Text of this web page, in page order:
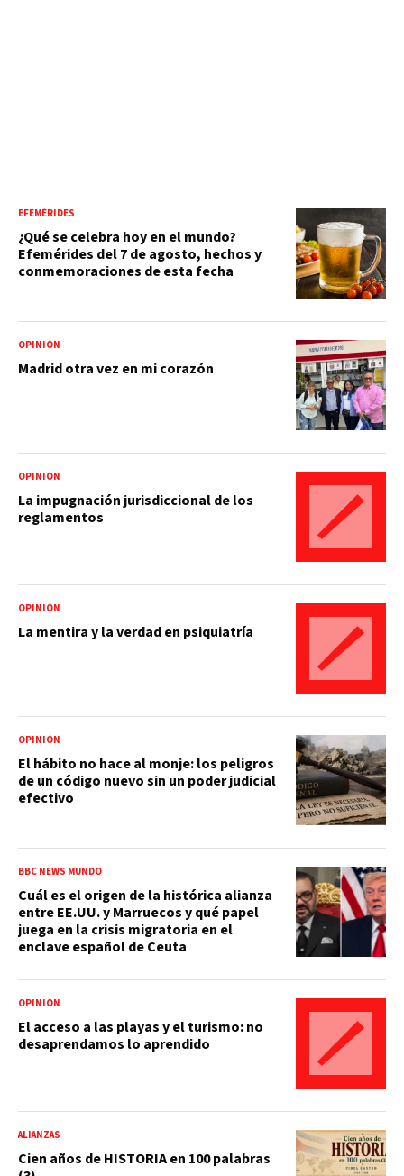
EFEMÉRIDES
¿Qué se celebra hoy en el mundo?
Efemérides del 7 de agosto, hechos y
conmemoraciones de esta fecha
OPINIÓN
Madrid otra vez en mi corazón
OPINIÓN
La impugnación jurisdiccional de los
reglamentos
OPINIÓN
La mentira y la verdad en psiquiatría
OPINIÓN
El hábito no hace al monje: los peligros
de un código nuevo sin un poder judicial
efectivo
BBC NEWS MUNDO
Cuál es el origen de la histórica alianza
entre EE.UU. y Marruecos y qué papel
juega en la crisis migratoria en el
enclave español de Ceuta
OPINIÓN
El acceso a las playas y el turismo: no
desaprendamos lo aprendido
ALIANZAS
Cien años de HISTORIA en 100 palabras